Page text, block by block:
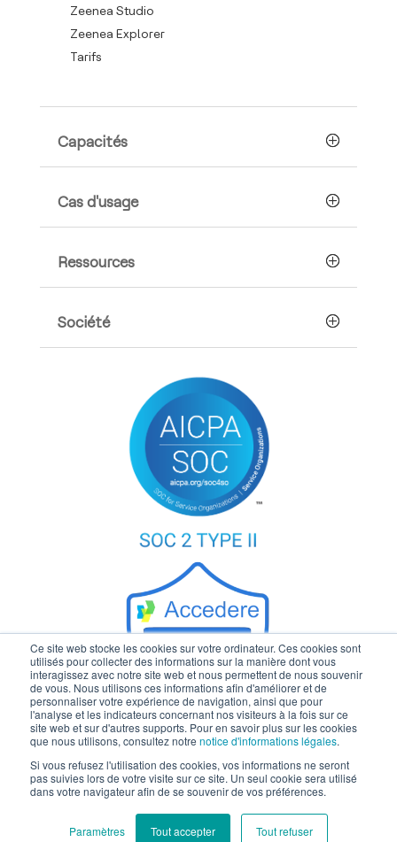
Ce site web stocke les cookies sur votre ordinateur. Ces cookies sont
utilisés pour collecter des informations sur la manière dont vous
interagissez avec notre site web et nous permettent de nous souvenir
de vous. Nous utilisons ces informations afin d'améliorer et de
personnaliser votre expérience de navigation, ainsi que pour
l'analyse et les indicateurs concernant nos visiteurs à la fois sur ce
site web et sur d'autres supports. Pour en savoir plus sur les cookies
que nous utilisons, consultez notre notice d'informations légales.
Si vous refusez l'utilisation des cookies, vos informations ne seront
pas suivies lors de votre visite sur ce site. Un seul cookie sera utilisé
dans votre navigateur afin de se souvenir de vos préférences.
Paramètres Tout accepter Tout refuser
Zeenea Studio
Zeenea Explorer
Tarifs
Capacités
Cas d'usage
Ressources
Société
© 2026 Zeenea - Tous droits réservés.
Politique de confidentialité Informations légales